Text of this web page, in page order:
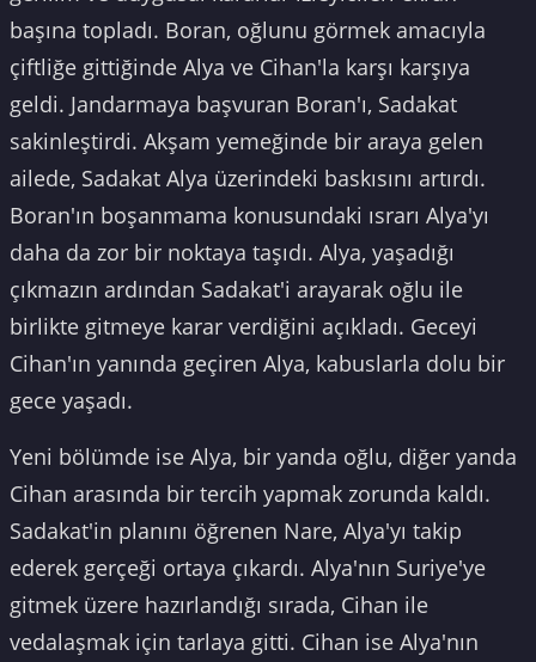
başına topladı. Boran, oğlunu görmek amacıyla
çiftliğe gittiğinde Alya ve Cihan'la karşı karşıya
geldi. Jandarmaya başvuran Boran'ı, Sadakat
sakinleştirdi. Akşam yemeğinde bir araya gelen
ailede, Sadakat Alya üzerindeki baskısını artırdı.
Boran'ın boşanmama konusundaki ısrarı Alya'yı
daha da zor bir noktaya taşıdı. Alya, yaşadığı
çıkmazın ardından Sadakat'i arayarak oğlu ile
birlikte gitmeye karar verdiğini açıkladı. Geceyi
Cihan'ın yanında geçiren Alya, kabuslarla dolu bir
gece yaşadı.
Yeni bölümde ise Alya, bir yanda oğlu, diğer yanda
Cihan arasında bir tercih yapmak zorunda kaldı.
Sadakat'in planını öğrenen Nare, Alya'yı takip
ederek gerçeği ortaya çıkardı. Alya'nın Suriye'ye
gitmek üzere hazırlandığı sırada, Cihan ile
vedalaşmak için tarlaya gitti. Cihan ise Alya'nın